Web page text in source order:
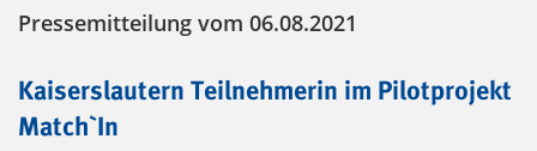
Pressemitteilung vom 06.08.2021
Kaiserslautern Teilnehmerin im Pilotprojekt
Match`In